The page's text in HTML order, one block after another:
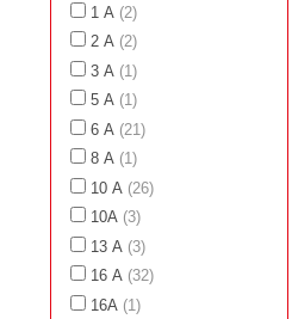
1 А (2)
2 А (2)
3 А (1)
5 А (1)
6 А (21)
8 А (1)
10 А (26)
10А (3)
13 А (3)
16 А (32)
16А (1)